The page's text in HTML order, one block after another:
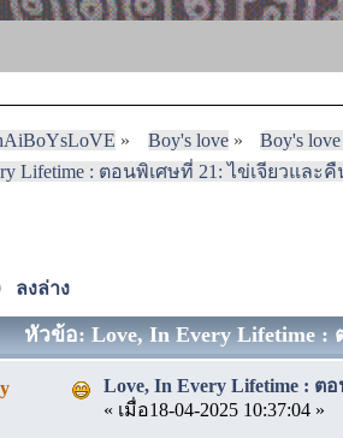
» Boy's love»
Boy's
Lifetime : ตอนพิเศษที่ 21: ไข่เจียวและ
ลงล่าง
หัวข้อ: Love, In Every Lifetime :
Love, In Every Lifetime : ต
« เมื่อ18-04-2025 10:37:04 »